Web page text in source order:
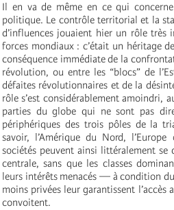
Il en va de même en ce qui
politique. Le contrôle territorial et la
d’influences jouaient hier un rôle très
forces mondiaux : c’était un héritage
conséquence immédiate de la
révolution, ou entre les “blocs” de
défaites révolutionnaires et de la
rôle s’est considérablement amoindri,
parties du globe qui ne sont pas
périphériques des trois pôles de la
savoir, l’Amérique du Nord,
sociétés peuvent ainsi littéralement se
centrale, sans que les classes
leurs intérêts menacés — à condition
moins privées leur garantissent l’accès
convoitent.